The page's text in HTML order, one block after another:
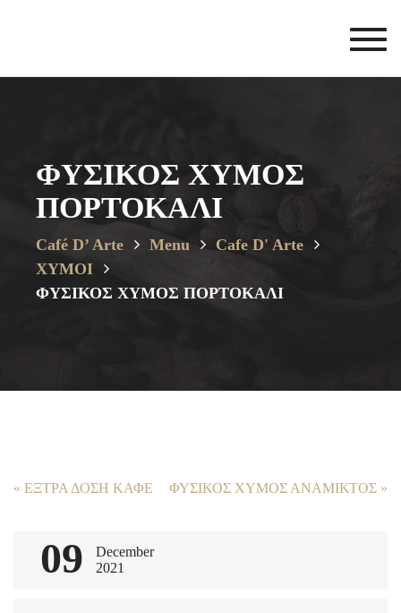
ΦΥΣΙΚΟΣ ΧΥΜΟΣ
ΠΟΡΤΟΚΑΛΙ
Café D’ Arte Menu
Cafe D' Arte
ΧΥΜΟΙ
ΦΥΣΙΚΟΣ ΧΥΜΟΣ ΠΟΡΤΟΚΑΛΙ
Post
« ΕΞΤΡΑ ΔΟΣΗ ΚΑΦΕ ΦΥΣΙΚΟΣ ΧΥΜΟΣ ΑΝΑΜΙΚΤΟΣ »
09
December
2021